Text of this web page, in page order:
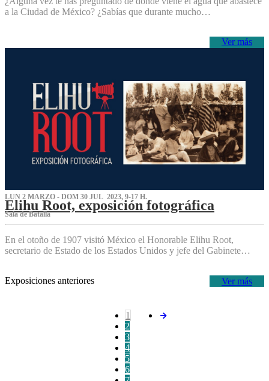
a la Ciudad de México? ¿Sabías que durante mucho…
Ver más
LUN 2 MARZO - DOM 30 JUL 2023, 9-17 H.
Elihu Root, exposición fotográfica
Sala de Batalla
En el otoño de 1907 visitó México el Honorable Elihu Root,
secretario de Estado de los Estados Unidos y jefe del Gabinete…
Ver más
Exposiciones anteriores
1
2
3
4
5
6